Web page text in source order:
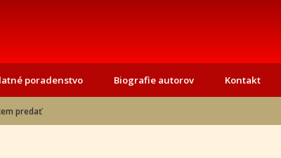
poradenstvo Biografie autorov Kontakt
predať